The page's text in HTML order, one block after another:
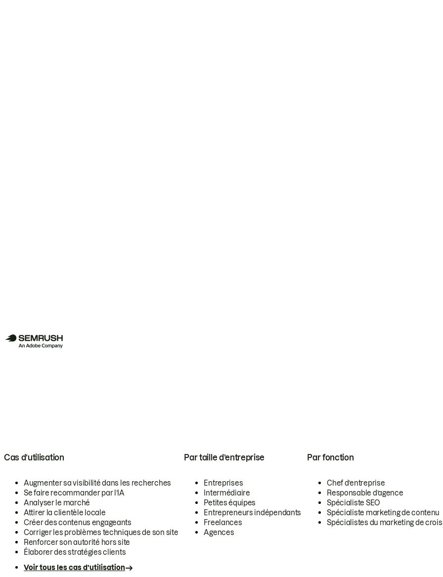
Cas d’utilisation
Augmenter sa visibilité dans les recherches
Se faire recommander par l’IA
Analyser le marché
Attirer la clientèle locale
Créer des contenus engageants
Corriger les problèmes techniques de son site
Renforcer son autorité hors site
Élaborer des stratégies clients
Voir tous les cas d’utilisation
Par taille d’entreprise
Entreprises
Intermédiaire
Petites équipes
Entrepreneurs indépendants
Freelances
Agences
Par fonction
Chef d’entreprise
Responsable d’agence
Spécialiste SEO
Spécialiste marketing de contenu
Spécialistes du marketing de